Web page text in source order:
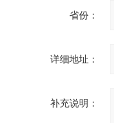
省份：
详细地址：
补充说明：